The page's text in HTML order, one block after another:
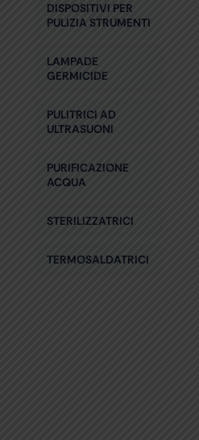
DISPOSITIVI PER
PULIZIA STRUMENTI
LAMPADE
GERMICIDE
PULITRICI AD
ULTRASUONI
PURIFICAZIONE
ACQUA
STERILIZZATRICI
TERMOSALDATRICI